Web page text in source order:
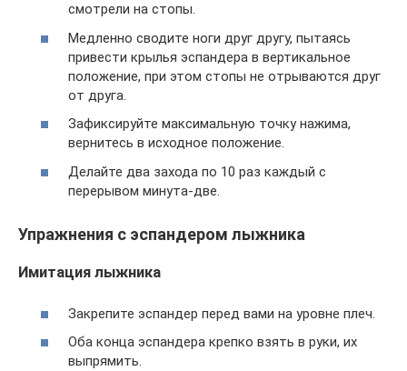
смотрели на стопы.
Медленно сводите ноги друг другу, пытаясь
привести крылья эспандера в вертикальное
положение, при этом стопы не отрываются друг
от друга.
Зафиксируйте максимальную точку нажима,
вернитесь в исходное положение.
Делайте два захода по 10 раз каждый с
перерывом минута-две.
Упражнения с эспандером лыжника
Имитация лыжника
Закрепите эспандер перед вами на уровне плеч.
Оба конца эспандера крепко взять в руки, их
выпрямить.